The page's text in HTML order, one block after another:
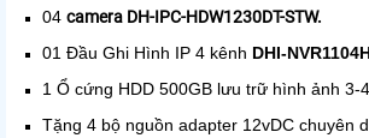
04 camera DH-IPC-HDW1230DT-STW.
01 Đầu Ghi Hình IP 4 kênh DHI-
1 Ổ cứng HDD 500GB lưu trữ hình ảnh 3-
Tặng 4 bộ nguồn adapter 12vDC chuyên